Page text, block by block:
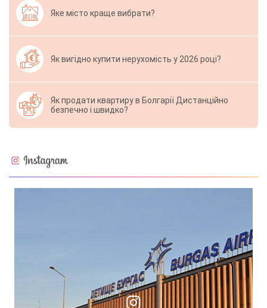
Яке місто краще вибрати?
Як вигідно купити нерухомість у 2026 році?
Як продати квартиру в Болгарії Дистанційно
безпечно і швидко?